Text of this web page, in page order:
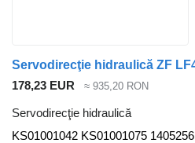
178,23 EUR ≈ 935,20 RON
Servodirecţie hidraulică
KS01001042 KS01001075 1405256